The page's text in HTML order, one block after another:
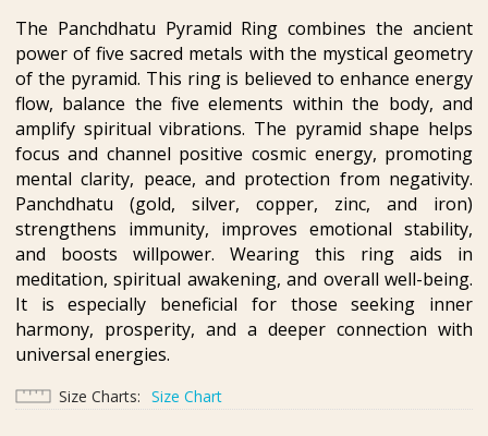
The Panchdhatu Pyramid Ring combines the ancient
power of five sacred metals with the mystical geometry
of the pyramid. This ring is believed to enhance energy
flow, balance the five elements within the body, and
amplify spiritual vibrations. The pyramid shape helps
focus and channel positive cosmic energy, promoting
mental clarity, peace, and protection from negativity.
Panchdhatu (gold, silver, copper, zinc, and iron)
strengthens immunity, improves emotional stability,
and boosts willpower. Wearing this ring aids in
meditation, spiritual awakening, and overall well-being.
It is especially beneficial for those seeking inner
harmony, prosperity, and a deeper connection with
universal energies.
Size Charts Size Chart